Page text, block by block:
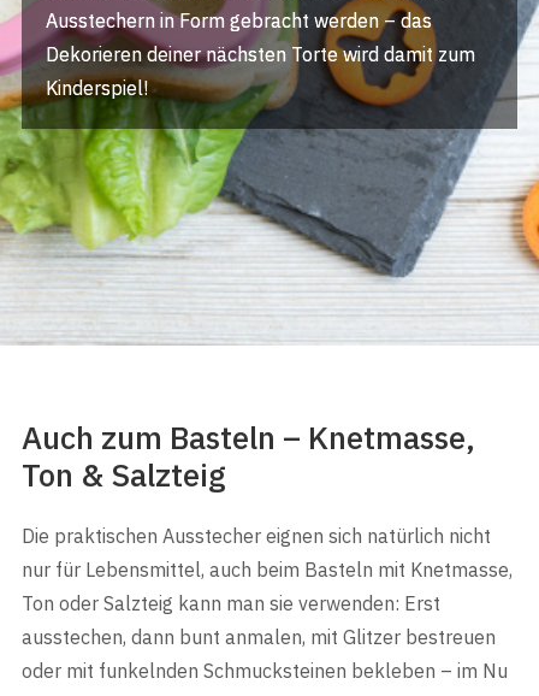
Ausstechern in Form gebracht werden – das
Dekorieren deiner nächsten Torte wird damit zum
Kinderspiel!
Auch zum Basteln – Knetmasse,
Ton & Salzteig
Die praktischen Ausstecher eignen sich natürlich nicht
nur für Lebensmittel, auch beim Basteln mit Knetmasse,
Ton oder Salzteig kann man sie verwenden: Erst
ausstechen, dann bunt anmalen, mit Glitzer bestreuen
oder mit funkelnden Schmucksteinen bekleben – im Nu